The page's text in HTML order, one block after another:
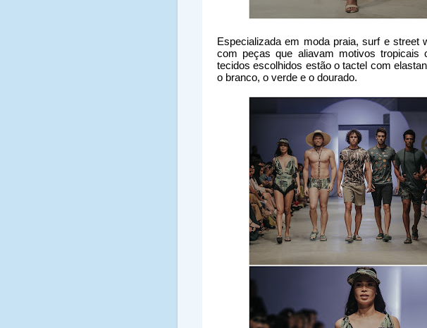
Especializada em moda praia, surf e street
com peças que aliavam motivos tropicais
tecidos escolhidos estão o tactel com
o branco, o verde e o dourado.